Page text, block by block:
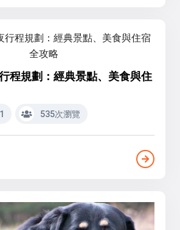
程規劃：經典景點、美食與住
535次瀏覽